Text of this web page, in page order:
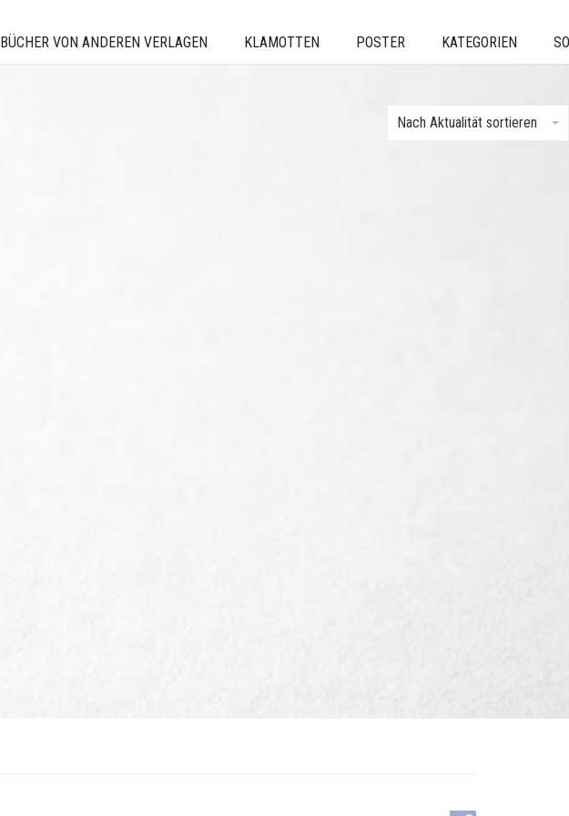
BÜCHER VON ANDEREN VERLAGEN KLAMOTTEN POSTER KATEGORIEN
Nach Aktualität sortieren